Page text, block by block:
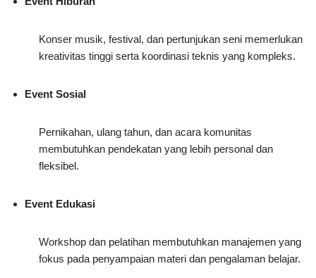
Konser musik, festival, dan pertunjukan seni memerlukan
kreativitas tinggi serta koordinasi teknis yang kompleks.
Event Sosial
Pernikahan, ulang tahun, dan acara komunitas
membutuhkan pendekatan yang lebih personal dan
fleksibel.
Event Edukasi
Workshop dan pelatihan membutuhkan manajemen yang
fokus pada penyampaian materi dan pengalaman belajar.